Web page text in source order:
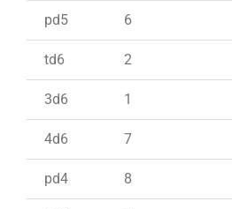
pd5 6
td6 2
3d6 1
4d6 7
pd4 8